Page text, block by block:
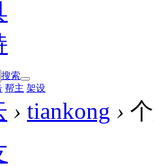
搜索
帮主 架设
› tiankong ›